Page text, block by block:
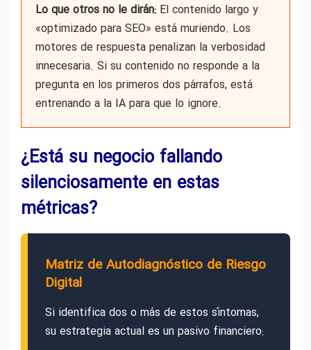
Lo que otros no le dirán: El contenido largo y
«optimizado para SEO» está muriendo. Los
motores de respuesta penalizan la verbosidad
innecesaria. Si su contenido no responde a la
pregunta en los primeros dos párrafos, está
entrenando a la IA para que lo ignore.
¿Está su negocio fallando
silenciosamente en estas
métricas?
Matriz de Autodiagnóstico de Riesgo
Digital
Si identifica dos o más de estos síntomas,
su estrategia actual es un pasivo financiero: